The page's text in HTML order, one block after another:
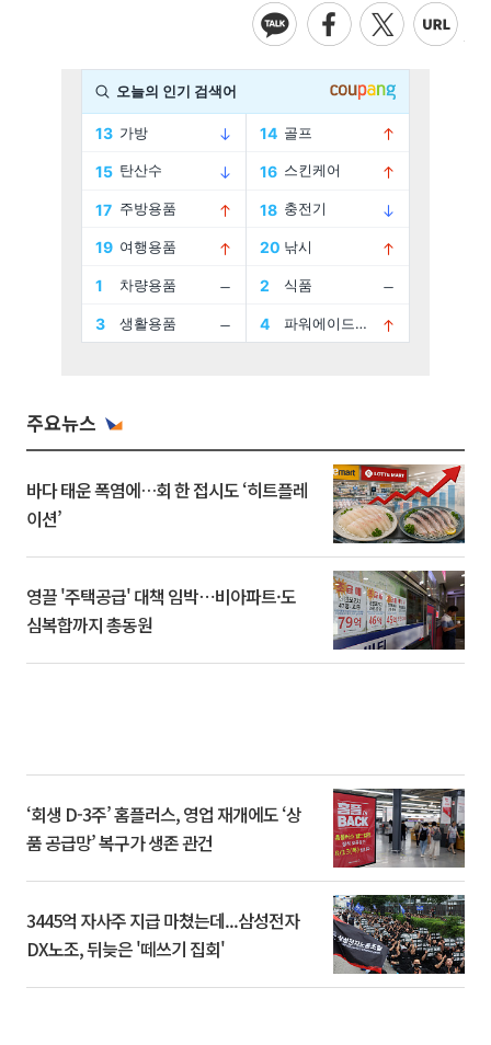
주요뉴스
바다 태운 폭염에…회 한 접시도 ‘히트플레
이션’
영끌 '주택공급' 대책 임박⋯비아파트·도
심복합까지 총동원
‘회생 D-3주’ 홈플러스, 영업 재개에도 ‘상
품 공급망’ 복구가 생존 관건
3445억 자사주 지급 마쳤는데...삼성전자
DX노조, 뒤늦은 '떼쓰기 집회'